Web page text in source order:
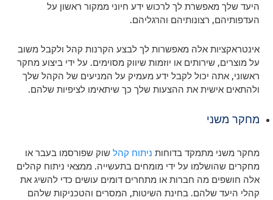
היעד שלך מאפשרת לך לרכוש ידע חיוני ממקור ראשון על
העדפותיהם, רצונותיהם והרגליהם.
אינטראקציות אלה מאפשרות לך לבצע הקרנות קהל ולקבל משוב
על מוצרים, שירותים או יוזמות שיווק מסוימים. על ידי ביצוע מחקר
ראשוני, אתה יכול לקבל ידע מעמיק על המניעים של הקהל שלך
ולהתאים אישית את ההצעות שלך כך שיתאימו לציפיות שלהם.
מחקר משני
מחקר משני מתמקד בדוחות ניתוח קהל שוק שפורסמו בעבר או
מחקרים שהושלמו על ידי מומחים בתעשייה. ממצאי ניתוח קהלים
אלה חושפים מה חברות או מתחרים דומים עושים כדי להשיג את
קהלי היעד שלהם. בחינת השיטות, המסרים והטכניקות שלהם